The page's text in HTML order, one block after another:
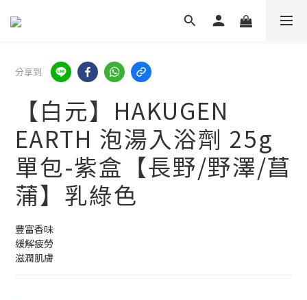
分享到
【白元】HAKUGEN
EARTH 泡湯入浴劑 25g
單包-紫盒【長野/野澤/菖
蒲】乳綠色
豐富香味
緩解疲勞
滋潤肌膚